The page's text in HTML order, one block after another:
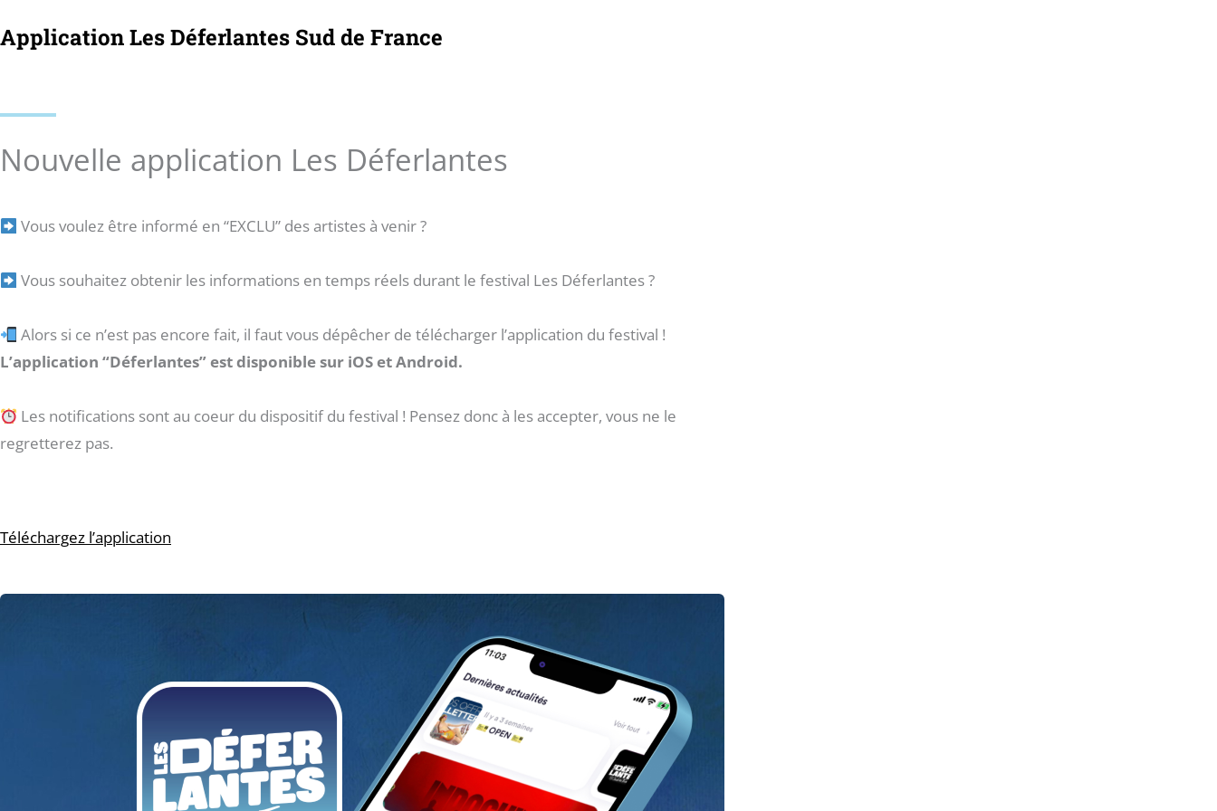
Application Les Déferlantes Sud de France
Nouvelle application Les Déferlantes
Vous voulez être informé en “EXCLU” des artistes à venir ?
Vous souhaitez obtenir les informations en temps réels durant le festival Les Déferlantes ?
Alors si ce n’est pas encore fait, il faut vous dépêcher de télécharger l’application du festival !
L’application “Déferlantes” est disponible sur iOS et Android.
Les notifications sont au coeur du dispositif du festival ! Pensez donc à les accepter, vous ne le
regretterez pas.
Téléchargez l’application